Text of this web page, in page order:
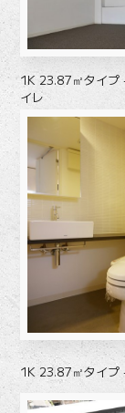
1K 23.87㎡タイプ
イレ
1K 23.87㎡タイプ